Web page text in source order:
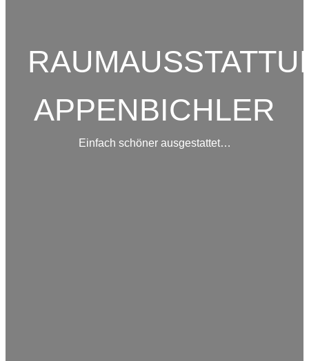
APPENBICHLER
Einfach schöner ausgestattet…